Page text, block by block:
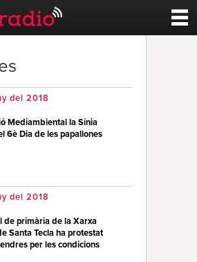
Esports
del 2018
Mediambiental la Sínia
6è Dia de les papallones
del 2018
de primària de la Xarxa
Santa Tecla ha protestat
per les condicions